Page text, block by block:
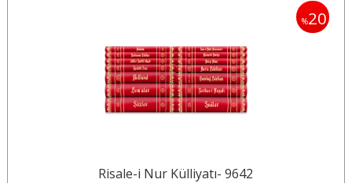
%20
Risale-i Nur Külliyatı- 9642